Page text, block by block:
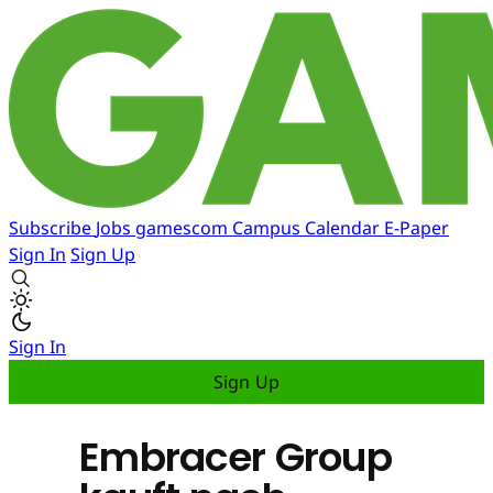
Subscribe Jobs gamescom Campus Calendar E-Paper
Sign In Sign Up
Sign In
Sign Up
Embracer Group